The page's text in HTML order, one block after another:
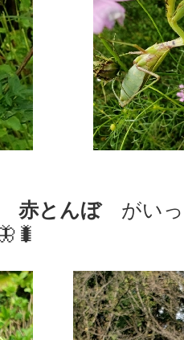
赤とんぼがいっ